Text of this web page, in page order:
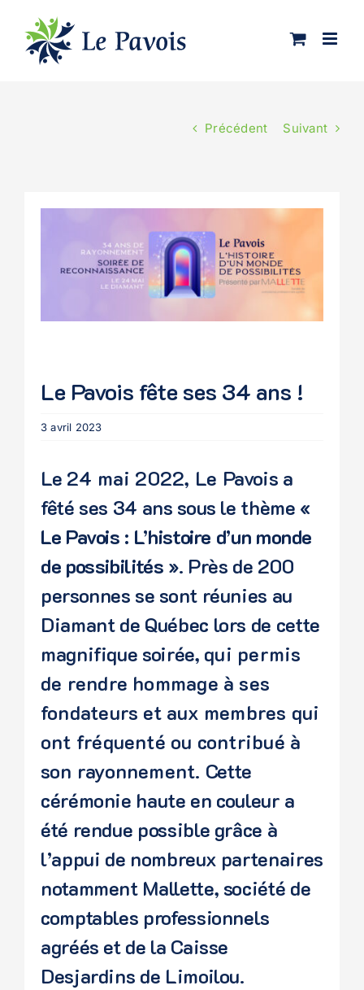
contenu
Précédent Suivant
Le Pavois fête ses 34 ans !
3 avril 2023
Le 24 mai 2022, Le Pavois a
fêté ses 34 ans sous le thème «
Le Pavois : L’histoire d’un monde
de possibilités ». Près de 200
personnes se sont réunies au
Diamant de Québec lors de cette
magnifique soirée, qui permis
de rendre hommage à ses
fondateurs et aux membres qui
ont fréquenté ou contribué à
son rayonnement. Cette
cérémonie haute en couleur a
été rendue possible grâce à
l’appui de nombreux partenaires
notamment Mallette, société de
comptables professionnels
agréés et de la Caisse
Desjardins de Limoilou.